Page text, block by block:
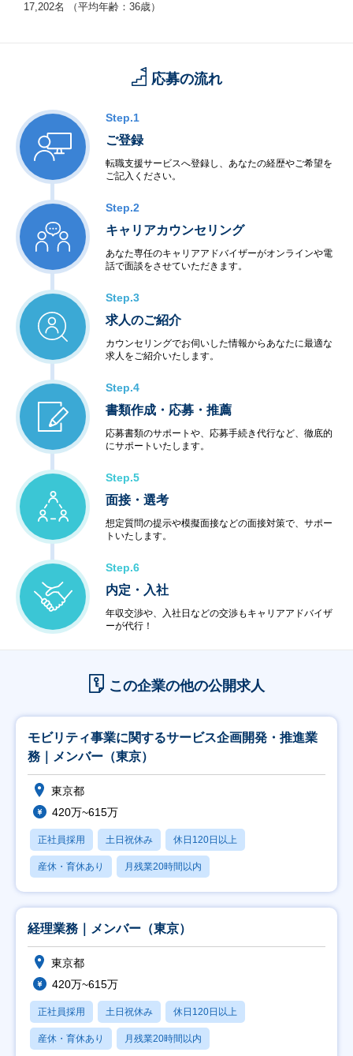
17,202名 （平均年齢：36歳）
応募の流れ
Step.1
ご登録
転職支援サービスへ登録し、あなたの経歴やご希望を
ご記入ください。
Step.2
キャリアカウンセリング
あなた専任のキャリアアドバイザーがオンラインや電
話で面談をさせていただきます。
Step.3
求人のご紹介
カウンセリングでお伺いした情報からあなたに最適な
求人をご紹介いたします。
Step.4
書類作成・応募・推薦
応募書類のサポートや、応募手続き代行など、徹底的
にサポートいたします。
Step.5
面接・選考
想定質問の提示や模擬面接などの面接対策で、サポー
トいたします。
Step.6
内定・入社
年収交渉や、入社日などの交渉もキャリアアドバイザ
ーが代行！
この企業の他の公開求人
モビリティ事業に関するサービス企画開発・推進業
務｜メンバー（東京）
東京都
420万~615万
正社員採用 土日祝休み 休日120日以上
産休・育休あり 月残業20時間以内
経理業務｜メンバー（東京）
東京都
420万~615万
正社員採用 土日祝休み 休日120日以上
産休・育休あり 月残業20時間以内